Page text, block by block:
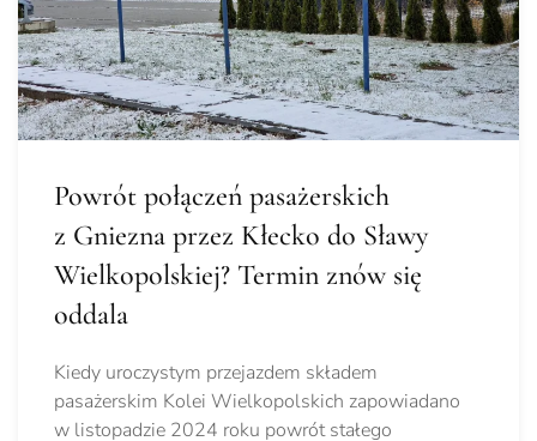
Powrót połączeń pasażerskich
z Gniezna przez Kłecko do Sławy
Wielkopolskiej? Termin znów się
oddala
Kiedy uroczystym przejazdem składem
pasażerskim Kolei Wielkopolskich zapowiadano
w listopadzie 2024 roku powrót stałego